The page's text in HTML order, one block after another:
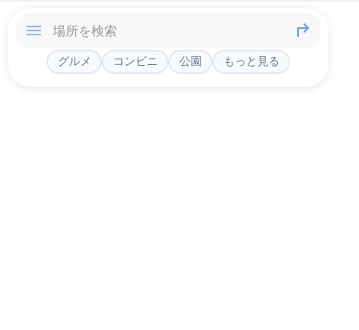
グルメ コンビニ 公園 もっと見る